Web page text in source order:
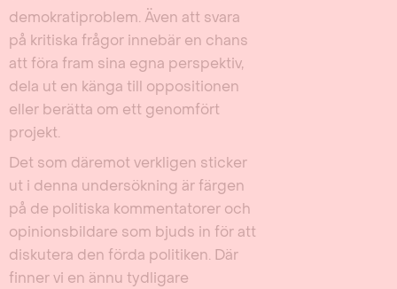
demokratiproblem. Även att svara
på kritiska frågor innebär en chans
att föra fram sina egna perspektiv,
dela ut en känga till oppositionen
eller berätta om ett genomfört
projekt.
Det som däremot verkligen sticker
ut i denna undersökning är färgen
på de politiska kommentatorer och
opinionsbildare som bjuds in för att
diskutera den förda politiken. Där
finner vi en ännu tydligare